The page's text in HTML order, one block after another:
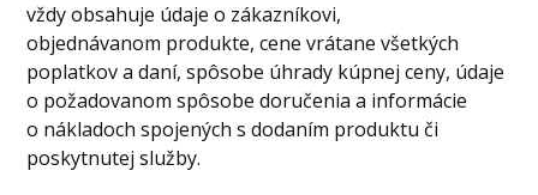
vždy obsahuje údaje o zákazníkovi,
objednávanom produkte, cene vrátane všetkých
poplatkov a daní, spôsobe úhrady kúpnej ceny, údaje
o požadovanom spôsobe doručenia a informácie
o nákladoch spojených s dodaním produktu či
poskytnutej služby.